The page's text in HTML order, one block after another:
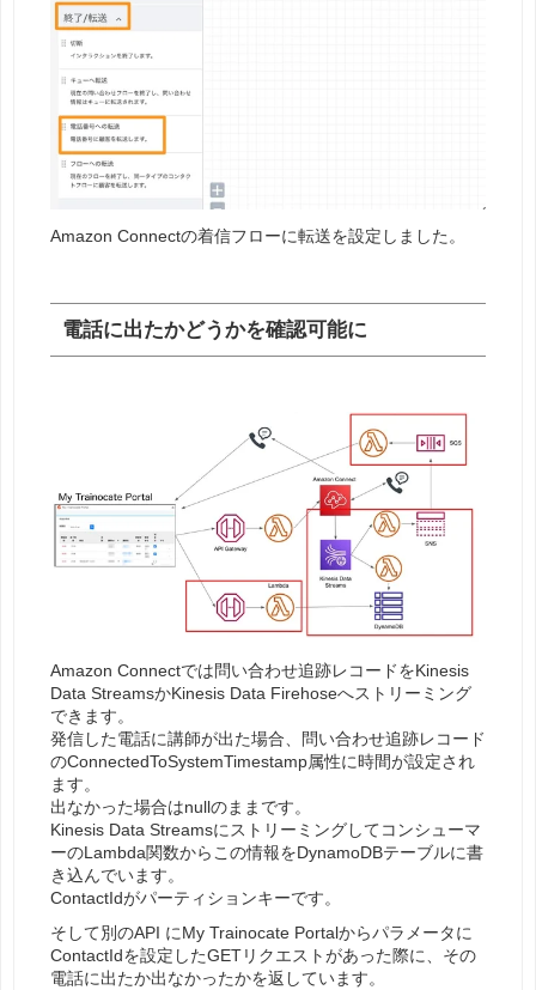
Amazon Connectの着信フローに転送を設定しました。
電話に出たかどうかを確認可能に
Amazon Connectでは問い合わせ追跡レコードをKinesis
Data StreamsかKinesis Data Firehoseへストリーミング
できます。
発信した電話に講師が出た場合、問い合わせ追跡レコード
のConnectedToSystemTimestamp属性に時間が設定され
ます。
出なかった場合はnullのままです。
Kinesis Data Streamsにストリーミングしてコンシューマ
ーのLambda関数からこの情報をDynamoDBテーブルに書
き込んでいます。
ContactIdがパーティションキーです。
そして別のAPI にMy Trainocate Portalからパラメータに
ContactIdを設定したGETリクエストがあった際に、その
電話に出たか出なかったかを返しています。